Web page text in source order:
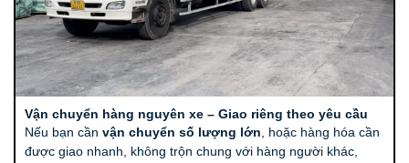
Vận chuyển hàng nguyên xe – Giao riêng theo yêu cầu
Nếu bạn cần vận chuyển số lượng lớn, hoặc hàng hóa cần
được giao nhanh, không trộn chung với hàng người khác,